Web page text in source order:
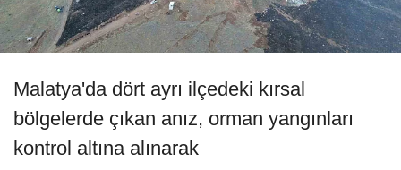
Malatya'da dört ayrı ilçedeki kırsal
bölgelerde çıkan anız, orman yangınları
kontrol altına alınarak